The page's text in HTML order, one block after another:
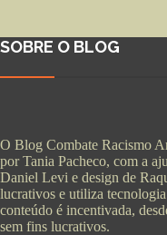
SOBRE O BLOG
O Blog Combate Racismo
por Tania Pacheco, com a
Daniel Levi e design de
lucrativos e utiliza
conteúdo é incentivada,
sem fins lucrativos.